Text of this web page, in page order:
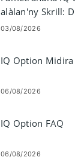
alàlan'ny Skrill:
fotoana
03/08/2026
IQ Option Midira
06/08/2026
IQ Option FAQ
06/08/2026